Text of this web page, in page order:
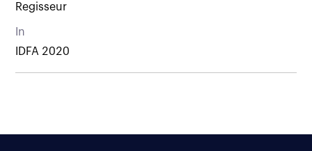
Regisseur
In
IDFA 2020